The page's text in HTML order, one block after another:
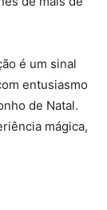
é um sinal
entusiasmo
de Natal.
mágica,